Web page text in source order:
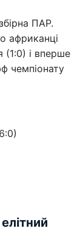
ПАР.
африканці
(1:0) і вперше
чемпіонату